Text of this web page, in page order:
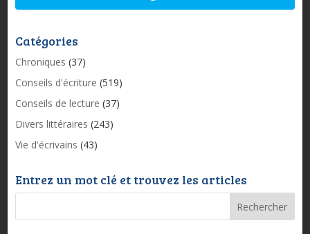
Catégories
Chroniques (37)
Conseils d'écriture (519)
Conseils de lecture (37)
Divers littéraires (243)
Vie d'écrivains (43)
Entrez un mot clé et trouvez les articles